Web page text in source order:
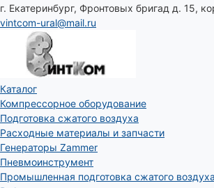
г. Екатеринбург, Фронтовых бригад д. 15,
vintcom-ural@mail.ru
Каталог
Компрессорное оборудование
Подготовка сжатого воздуха
Расходные материалы и запчасти
Генераторы Zammer
Пневмоинструмент
Промышленная подготовка сжатого воздуха